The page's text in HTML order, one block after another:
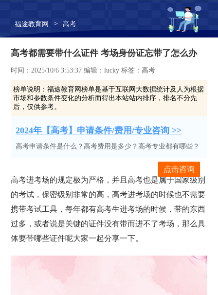
福途教育网 > 高考
高考都需要带什么证件 考场身份证忘带了怎么办
时间：2025/10/6 3:53:37 编辑：lucky 标签：高考
榜单说明：福途教育网榜单是基于互联网大数据统计及人为根据
市场和参数条件变化的分析而得出本站站内排序，排名不分先
后，仅供参考。
2024年【高考】申请条件/费用/专业咨询 >>
高考申请条件是什么？高考费用是多少？高考专业都有哪些？
点击咨询
高考进考场的规定极为严格，并且高考也是属于国家级别
的考试，保密级别非常的高，高考进考场的时候也不需要
携带考试工具，每年都有高考生进考场的时候，带的东西
过多，或者说是关键的证件没有带而进不了考场，那么具
体要带哪些证件呢大家一起分享一下。